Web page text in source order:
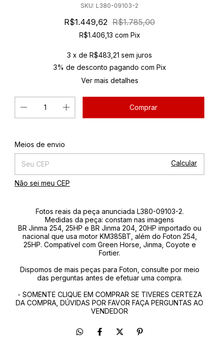
SKU: L380-09103-2
R$1.449,62 R$1.785,00
R$1.406,13 com Pix
3 x de R$483,21 sem juros
3% de desconto pagando com Pix
Ver mais detalhes
Entregas para o CEP:
Meios de envio
Calcular
Não sei meu CEP
Fotos reais da peça anunciada L380-09103-2.
Medidas da peça: constam nas imagens
BR Jinma 254, 25HP e BR Jinma 204, 20HP importado ou
nacional que usa motor KM385BT, além do Foton 254,
25HP. Compatível com Green Horse, Jinma, Coyote e
Fortier.
Dispomos de mais peças para Foton, consulte por meio
das perguntas antes de efetuar uma compra.
- SOMENTE CLIQUE EM COMPRAR SE TIVERES CERTEZA
DA COMPRA, DÚVIDAS POR FAVOR FAÇA PERGUNTAS AO
VENDEDOR